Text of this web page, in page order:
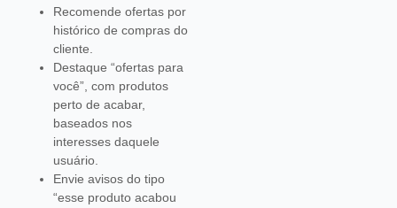
Recomende ofertas por
histórico de compras do
cliente.
Destaque “ofertas para
você”, com produtos
perto de acabar,
baseados nos
interesses daquele
usuário.
Envie avisos do tipo
“esse produto acabou